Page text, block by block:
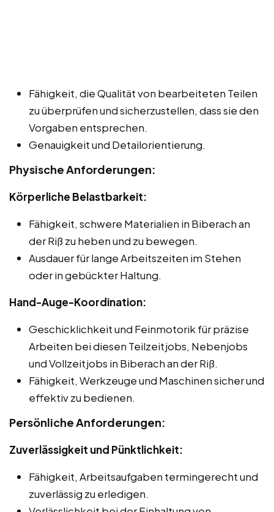
Fähigkeit, die Qualität von bearbeiteten Teilen
zu überprüfen und sicherzustellen, dass sie den
Vorgaben entsprechen.
Genauigkeit und Detailorientierung.
Physische Anforderungen:
Körperliche Belastbarkeit:
Fähigkeit, schwere Materialien in Biberach an
der Riß zu heben und zu bewegen.
Ausdauer für lange Arbeitszeiten im Stehen
oder in gebückter Haltung.
Hand-Auge-Koordination:
Geschicklichkeit und Feinmotorik für präzise
Arbeiten bei diesen Teilzeitjobs, Nebenjobs
und Vollzeitjobs in Biberach an der Riß.
Fähigkeit, Werkzeuge und Maschinen sicher und
effektiv zu bedienen.
Persönliche Anforderungen:
Zuverlässigkeit und Pünktlichkeit:
Fähigkeit, Arbeitsaufgaben termingerecht und
zuverlässig zu erledigen.